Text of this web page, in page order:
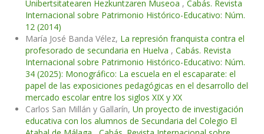
Unibertsitatearen Hezkuntzaren Museoa , Cabás. Revista
Internacional sobre Patrimonio Histórico-Educativo: Núm.
12 (2014)
María José Banda Vélez, La represión franquista contra el
profesorado de secundaria en Huelva , Cabás. Revista
Internacional sobre Patrimonio Histórico-Educativo: Núm.
34 (2025): Monográfico: La escuela en el escaparate: el
papel de las exposiciones pedagógicas en el desarrollo del
mercado escolar entre los siglos XIX y XX
Carlos San Millán y Gallarín, Un proyecto de investigación
educativa con los alumnos de Secundaria del Colegio El